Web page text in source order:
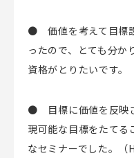
● 価値を考えて目標
ったので、とても分か
資格がとりたいです。
● 目標に価値を反映
現可能な目標をたて
なセミナーでした。（